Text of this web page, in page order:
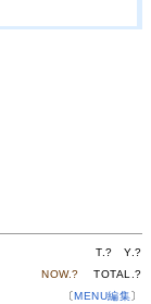
T.? Y.?
NOW.? TOTAL.?
〔 MENU編集〕